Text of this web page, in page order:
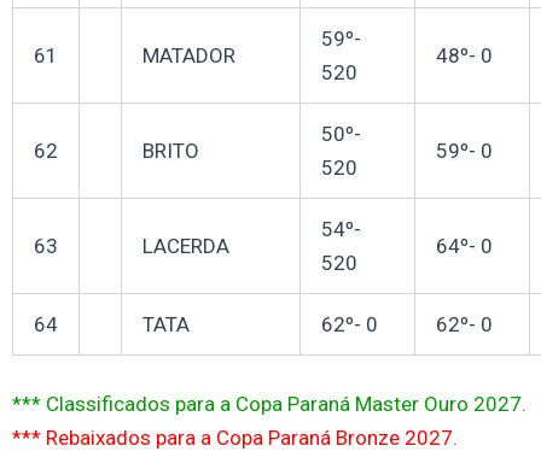
61 MATADOR
59º-
520
48º- 0
62 BRITO
50º-
520
59º- 0
63 LACERDA
54º-
520
64º- 0
64 TATA 62º- 0 62º- 0
*** Classificados para a Copa Paraná Master Ouro 2027.
*** Rebaixados para a Copa Paraná Bronze 2027.